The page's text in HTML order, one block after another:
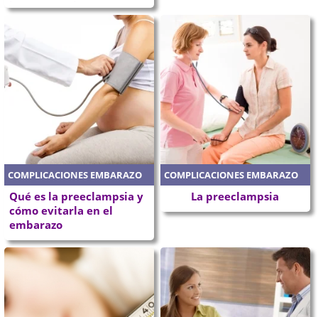
COMPLICACIONES EMBARAZO
Qué es la preeclampsia y
cómo evitarla en el
embarazo
COMPLICACIONES EMBARAZO
La preeclampsia